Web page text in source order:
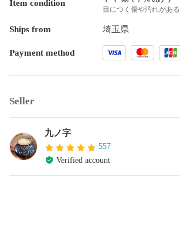
Item condition
目につく傷や汚れがある
Ships from 埼玉県
Payment method
Seller
九ノ字
557
Verified account